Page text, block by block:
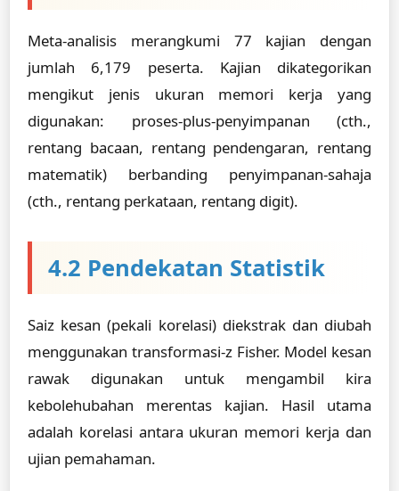
Meta-analisis merangkumi 77 kajian dengan
jumlah 6,179 peserta. Kajian dikategorikan
mengikut jenis ukuran memori kerja yang
digunakan: proses-plus-penyimpanan (cth.,
rentang bacaan, rentang pendengaran, rentang
matematik) berbanding penyimpanan-sahaja
(cth., rentang perkataan, rentang digit).
4.2 Pendekatan Statistik
Saiz kesan (pekali korelasi) diekstrak dan diubah
menggunakan transformasi-z Fisher. Model kesan
rawak digunakan untuk mengambil kira
kebolehubahan merentas kajian. Hasil utama
adalah korelasi antara ukuran memori kerja dan
ujian pemahaman.